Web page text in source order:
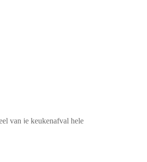
van je keukenafval hele